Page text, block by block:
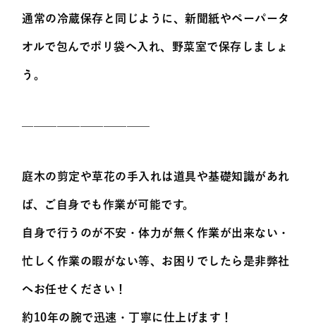
通常の冷蔵保存と同じように、新聞紙やペーパータ
オルで包んでポリ袋へ入れ、野菜室で保存しましょ
う。
———————————
庭木の剪定や草花の手入れは道具や基礎知識があれ
ば、ご自身でも作業が可能です。
自身で行うのが不安・体力が無く作業が出来ない・
忙しく作業の暇がない等、お困りでしたら是非弊社
へお任せください！
約10年の腕で迅速・丁寧に仕上げます！